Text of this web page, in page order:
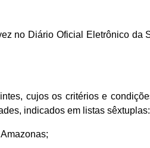
no Diário Oficial Eletrônico
cujos os critérios e
indicados em listas sêxtuplas: